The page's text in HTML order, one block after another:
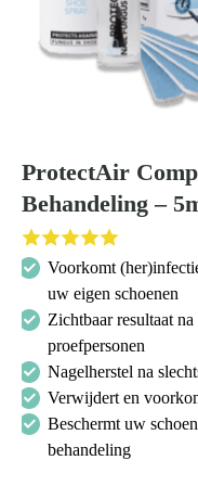
ProtectAir
Behandeling –
Voorkomt
uw eigen schoenen
Zichtbaar resultaat
proefpersonen
Nagelherstel na
Verwijdert en
Beschermt uw
behandeling